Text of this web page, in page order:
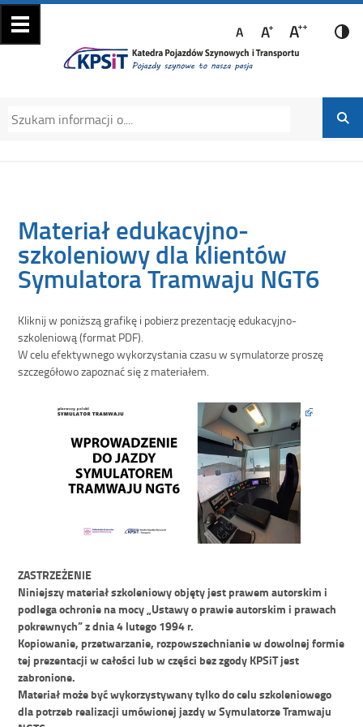
Katedra Pojazdów
Szynowych i
Transportu
Katedra Pojazdów Szynowych i Transportu
Politechniki Krakowskiej na Wydziale
Mechanicznym
Materiał edukacyjno-
szkoleniowy dla klientów
Symulatora Tramwaju NGT6
Kliknij w poniższą grafikę i pobierz prezentację edukacyjno-
szkoleniową (format PDF).
W celu efektywnego wykorzystania czasu w symulatorze proszę
szczegółowo zapoznać się z materiałem.
ZASTRZEŻENIE
Niniejszy materiał szkoleniowy objęty jest prawem autorskim i
podlega ochronie na mocy „Ustawy o prawie autorskim i prawach
pokrewnych” z dnia 4 lutego 1994 r.
Kopiowanie, przetwarzanie, rozpowszechnianie w dowolnej formie
tej prezentacji w całości lub w części bez zgody KPSiT jest
zabronione.
Materiał może być wykorzystywany tylko do celu szkoleniowego
dla potrzeb realizacji umówionej jazdy w Symulatorze Tramwaju